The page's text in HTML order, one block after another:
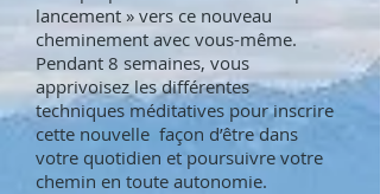
lancement » vers ce nouveau
cheminement avec vous-même.
Pendant 8 semaines, vous
apprivoisez les différentes
techniques méditatives pour inscrire
cette nouvelle façon d’être dans
votre quotidien et poursuivre votre
chemin en toute autonomie.